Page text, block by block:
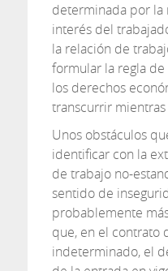
determinada por
interés del
la relación de
formular la regla
los derechos
transcurrir
Unos obstáculos
identificar con la
de trabajo no-
sentido de
probablemente
que, en el contrato
indeterminado, el